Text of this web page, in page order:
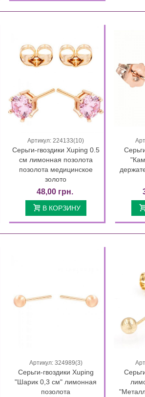
Быстрый просмотр
Артикул: 224133(10)
Серьги-гвоздики Xuping 0.5
см лимонная позолота
позолота медицинское
золото
48,00 грн.
В КОРЗИНУ
Быстрый просмотр
Артикул: 324989(3)
Серьги-гвоздики Xuping
"Шарик 0,3 см" лимонная
позолота